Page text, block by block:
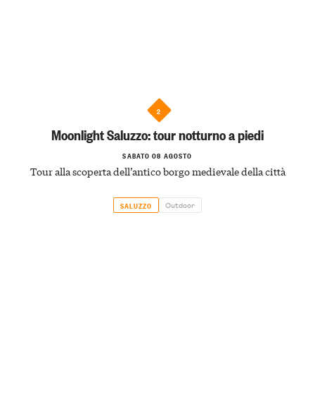
2
Moonlight Saluzzo: tour notturno a piedi
SABATO 08 AGOSTO
Tour alla scoperta dell’antico borgo medievale della città
SALUZZO Outdoor